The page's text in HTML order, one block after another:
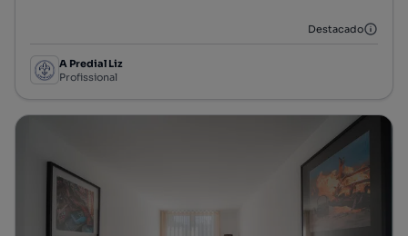
Destacado
A Predial Liz
Profissional